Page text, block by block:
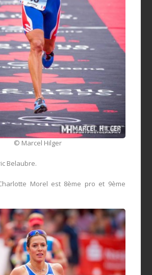
© Marcel Hilger
Belaubre.
Morel est 8ème pro et 9ème